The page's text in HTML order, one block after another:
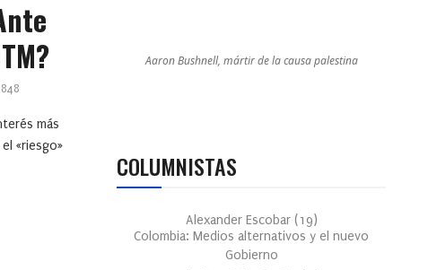
848
más
«riesgo»
Aaron Bushnell, mártir de la causa palestina
COLUMNISTAS
Alexander Escobar (19)
Colombia: Medios alternativos y el nuevo
Gobierno